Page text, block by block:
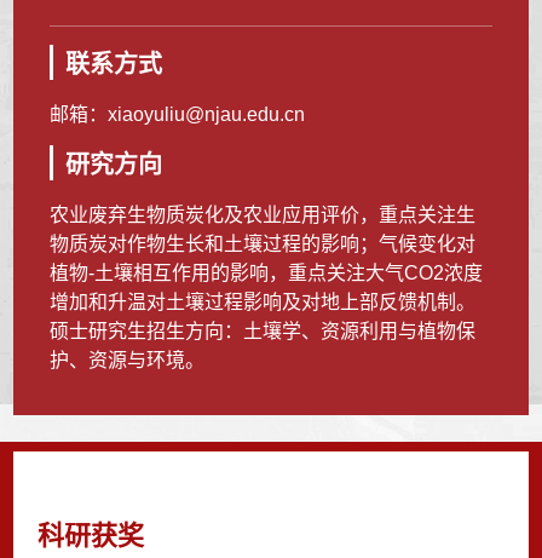
联系方式
邮箱：xiaoyuliu@njau.edu.cn
研究方向
农业废弃生物质炭化及农业应用评价，重点关注生
物质炭对作物生长和土壤过程的影响；气候变化对
植物-土壤相互作用的影响，重点关注大气CO2浓度
增加和升温对土壤过程影响及对地上部反馈机制。
硕士研究生招生方向：土壤学、资源利用与植物保
护、资源与环境。
科研获奖